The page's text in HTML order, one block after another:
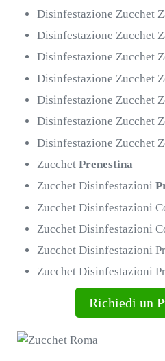
Disinfestazione Zucchet
Disinfestazione Zucchet
Disinfestazione Zucchet
Disinfestazione Zucchet
Disinfestazione Zucchet
Disinfestazione Zucchet
Disinfestazione Zucchet
ZucchetPrenestina
Zucchet Disinfestazioni
Zucchet Disinfestazioni
Zucchet Disinfestazioni
Zucchet Disinfestazioni
Zucchet Disinfestazioni
Richiedi un